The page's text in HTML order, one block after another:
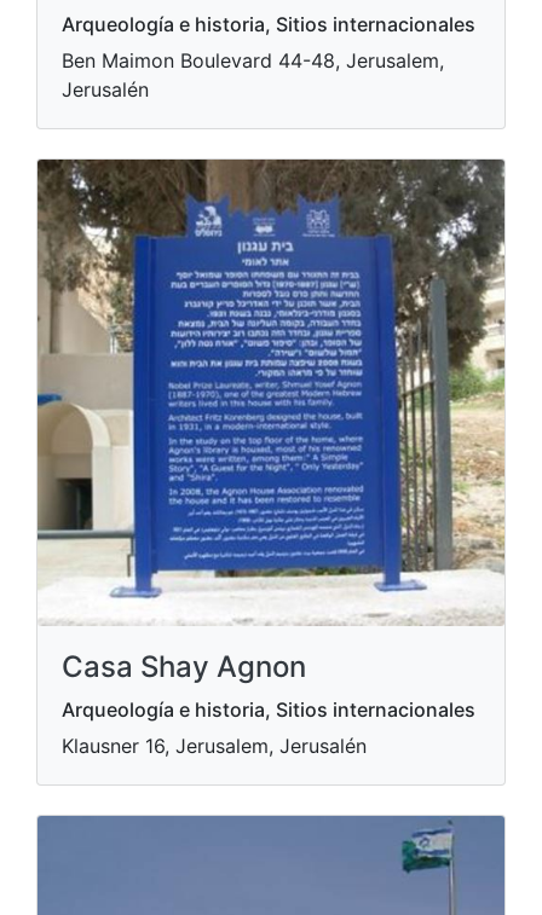
Arqueología e historia, Sitios internacionales
Ben Maimon Boulevard 44-48, Jerusalem,
Jerusalén
Casa Shay Agnon
Arqueología e historia, Sitios internacionales
Klausner 16, Jerusalem, Jerusalén